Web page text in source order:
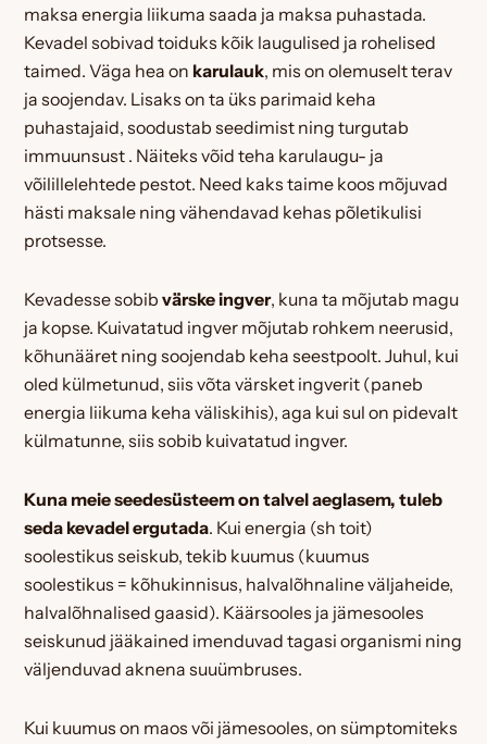
maksa energia liikuma saada ja maksa puhastada.
Kevadel sobivad toiduks kõik laugulised ja rohelised
taimed. Väga hea on karulauk, mis on olemuselt terav
ja soojendav. Lisaks on ta üks parimaid keha
puhastajaid, soodustab seedimist ning turgutab
immuunsust . Näiteks võid teha karulaugu- ja
võilillelehtede pestot. Need kaks taime koos mõjuvad
hästi maksale ning vähendavad kehas põletikulisi
protsesse.
Kevadesse sobibvärske ingver, kuna ta mõjutab magu
ja kopse. Kuivatatud ingver mõjutab rohkem neerusid,
kõhunääret ning soojendab keha seestpoolt. Juhul, kui
oled külmetunud, siis võta värsket ingverit (paneb
energia liikuma keha väliskihis), aga kui sul on pidevalt
külmatunne, siis sobib kuivatatud ingver.
Kuna meie seedesüsteem on talvel aeglasem, tuleb
seda kevadel ergutada. Kui energia (sh toit)
soolestikus seiskub, tekib kuumus (kuumus
soolestikus = kõhukinnisus, halvalõhnaline väljaheide,
halvalõhnalised gaasid). Käärsooles ja jämesooles
seiskunud jääkained imenduvad tagasi organismi ning
väljenduvad aknena suuümbruses.
Kui kuumus on maos või jämesooles, on sümptomiteks